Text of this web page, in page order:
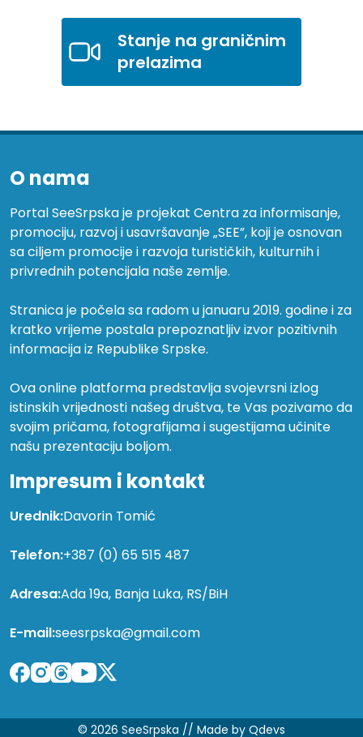
Stanje na graničnim
prelazima
O nama
Portal SeeSrpska je projekat Centra za informisanje,
promociju, razvoj i usavršavanje „SEE”, koji je osnovan
sa ciljem promocije i razvoja turističkih, kulturnih i
privrednih potencijala naše zemlje.
Stranica je počela sa radom u januaru 2019. godine i za
kratko vrijeme postala prepoznatljiv izvor pozitivnih
informacija iz Republike Srpske.
Ova online platforma predstavlja svojevrsni izlog
istinskih vrijednosti našeg društva, te Vas pozivamo da
svojim pričama, fotografijama i sugestijama učinite
našu prezentaciju boljom.
Impresum i kontakt
Urednik:Davorin Tomić
Telefon:+387 (0) 65 515 487
Adresa:Ada 19a, Banja Luka, RS/BiH
E-mail:seesrpska@gmail.com
© 2026 SeeSrpska // Made by Qdevs